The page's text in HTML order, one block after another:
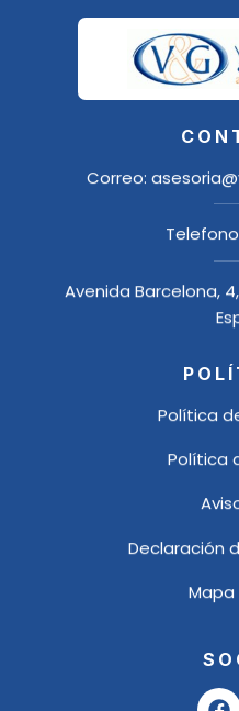
Correo:
Avenida Barcelona,
Política
Política
Declaración
Mapa
F